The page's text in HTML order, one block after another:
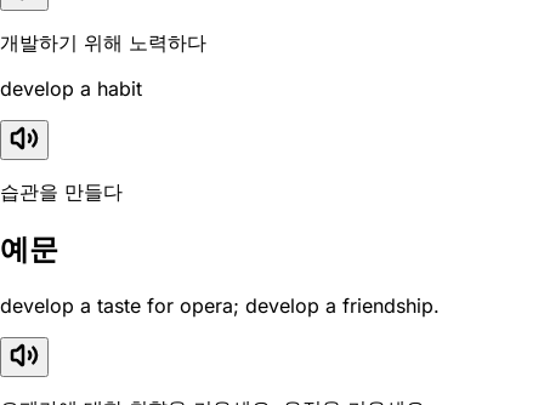
개발하기 위해 노력하다
develop a habit
습관을 만들다
예문
develop a taste for opera; develop a friendship.